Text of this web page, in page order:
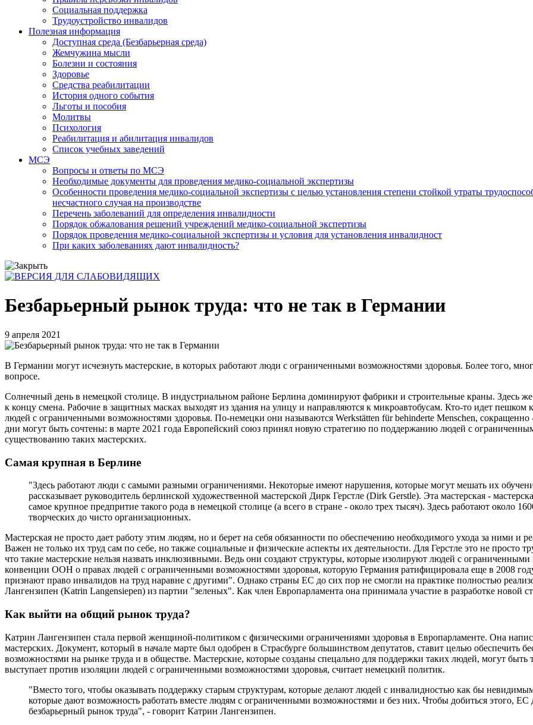
Социальная поддержка
Трудоустройство инвалидов
Полезная информация
Доступная среда (Безбарьерная среда)
Жемчужина мысли
Болезни и состояния
Здоровье
Средства реабилитации
История одного события
Льготы и пособия
Молитвы
Психология
Реабилитация и абилитация инвалидов
Список учебных заведений
МСЭ
Вопросы и ответы по МСЭ
Необходимые документы для проведения медико-социальной экспертизы
Особенности проведения медико-социальной экспертизы с целью установления степени стойкой утраты
несчастного случая на производстве
Перечень заболеваний для определения инвалидности
Порядок обжалования решений учреждений медико-социальной экспертизы
Порядок проведения медико-социальной экспертизы и условия для установления инвалидност
При каких заболеваниях дают инвалидность?
Безбарьерный рынок труда: что не так в Германии
9 апреля 2021
В Германии могут исчезнуть мастерские, в которых работают люди с ограниченными возможностями здоровья. Более того,
вопросе.
Солнечный день в немецкой столице. В индустриальном районе Берлина доминируют фабрики и строительные краны. Здесь же
к концу смена. Рабочие в защитных масках выходят из здания на улицу и направляются к микроавтобусам. Кто-то идет пешком
людей с ограниченными возможностями здоровья. По-немецки они называются Werkstätten für behinderte Menschen,
дни могут быть сочтены: в марте 2021 года Европейский союз принял новую стратегию по поддержанию людей с
существованию таких мастерских.
Самая крупная в Берлине
"Здесь работают люди с самыми разными ограничениями. Некоторые имеют нарушения, которые могут мешать их
рассказывает руководитель берлинской художественной мастерской Дирк Герстле (Dirk Gerstle). Эта мастерская -
самое крупное предпритие такого рода в немецкой столице (а всего в стране - около трех тысяч). Здесь работают около
творческих до чисто организационных.
Мастерская не просто дает работу этим людям, но и берет на себя обязанности по обеспечению необходимого ухода за ними и
Важен не только их труд сам по себе, но также социальные и физические аспекты их деятельности. Для Герстле это не просто
что такие мастерские нельзя назвать инклюзивными. Ведь они создают структуры, которые изолируют людей с
конвенции ООН о правах людей с ограниченными возможностями здоровья, которую Германия ратифицировала еще в 2008
признают право инвалидов на труд наравне с другими". Однако страны ЕС до сих пор не смогли на практике полностью
Лангензипен (Katrin Langensiepen) из партии "зеленых". Как член Европарламента она принимала участие в разработке новой
Как выйти на общий рынок труда?
Катрин Лангензипен стала первой женщиной-политиком с физическими ограничениями здоровья в Европарламенте. Она
мастерских. Документ, который в начале марте был одобрен в Страсбурге большинством депутатов, ставит целью обеспечить
возможностями на рынке труда и в обществе. Мастерские, которые созданы спецально для поддержки таких людей, могут быть
выступает против изоляции людей с ограниченными возможностями здоровья, считает немецкий политик.
"Вместо того, чтобы оказывать поддержку старым структурам, которые делают людей с инвалидностью как бы
которые дают возможность работать вместе людям с ограниченными возможностями и без них. Чтобы добиться этого,
безбарьерный рынок труда", - говорит Катрин Лангензипен.